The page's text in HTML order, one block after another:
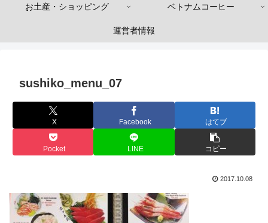
お土産・ショッピング ベトナムコーヒー
運営者情報
sushiko_menu_07
X Facebook はてブ
Pocket LINE コピー
2017.10.08